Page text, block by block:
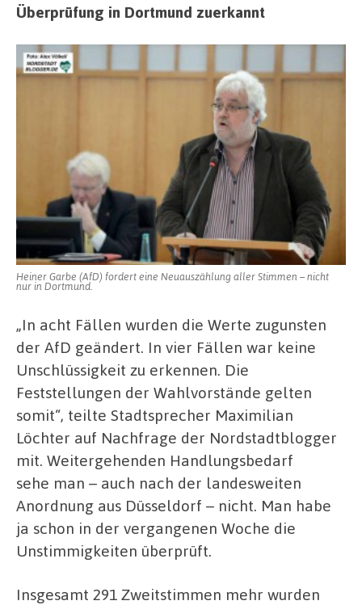
Überprüfung in Dortmund zuerkannt
Heiner Garbe (AfD) fordert eine Neuauszählung aller Stimmen – nicht
nur in Dortmund.
„In acht Fällen wurden die Werte zugunsten
der AfD geändert. In vier Fällen war keine
Unschlüssigkeit zu erkennen. Die
Feststellungen der Wahlvorstände gelten
somit“, teilte Stadtsprecher Maximilian
Löchter auf Nachfrage der Nordstadtblogger
mit. Weitergehenden Handlungsbedarf
sehe man – auch nach der landesweiten
Anordnung aus Düsseldorf – nicht. Man habe
ja schon in der vergangenen Woche die
Unstimmigkeiten überprüft.
Insgesamt 291 Zweitstimmen mehr wurden